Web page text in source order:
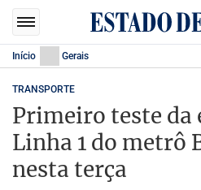
Início Gerais
TRANSPORTE
Primeiro teste da
Linha 1 do metrô
nesta terça